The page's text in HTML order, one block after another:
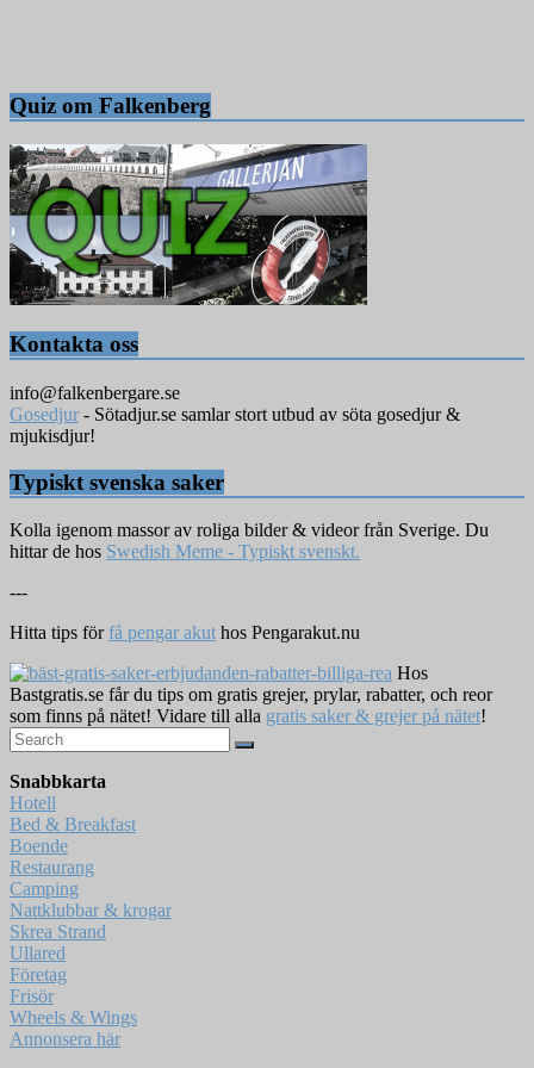
Quiz om Falkenberg
Kontakta oss
info@falkenbergare.se
Gosedjur - Sötadjur.se samlar stort utbud av söta gosedjur &
mjukisdjur!
Typiskt svenska saker
Kolla igenom massor av roliga bilder & videor från Sverige. Du
hittar de hos Swedish Meme - Typiskt svenskt.
---
Hitta tips förfå pengar akut hos Pengarakut.nu
Hos
Bastgratis.se får du tips om gratis grejer, prylar, rabatter, och reor
som finns på nätet! Vidare till alla gratis saker & grejer på nätet!
Snabbkarta
Hotell
Bed & Breakfast
Boende
Restaurang
Camping
Nattklubbar & krogar
Skrea Strand
Ullared
Företag
Frisör
Wheels & Wings
Annonsera här